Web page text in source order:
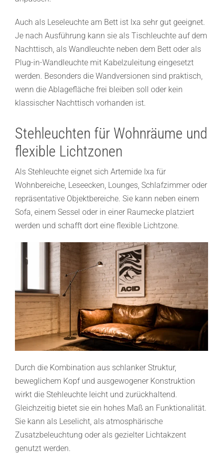
Auch als Leseleuchte am Bett ist Ixa sehr gut geeignet.
Je nach Ausführung kann sie als Tischleuchte auf dem
Nachttisch, als Wandleuchte neben dem Bett oder als
Plug-in-Wandleuchte mit Kabelzuleitung eingesetzt
werden. Besonders die Wandversionen sind praktisch,
wenn die Ablagefläche frei bleiben soll oder kein
klassischer Nachttisch vorhanden ist.
Stehleuchten für Wohnräume und
flexible Lichtzonen
Als Stehleuchte eignet sich Artemide Ixa für
Wohnbereiche, Leseecken, Lounges, Schlafzimmer oder
repräsentative Objektbereiche. Sie kann neben einem
Sofa, einem Sessel oder in einer Raumecke platziert
werden und schafft dort eine flexible Lichtzone.
Durch die Kombination aus schlanker Struktur,
beweglichem Kopf und ausgewogener Konstruktion
wirkt die Stehleuchte leicht und zurückhaltend.
Gleichzeitig bietet sie ein hohes Maß an Funktionalität.
Sie kann als Leselicht, als atmosphärische
Zusatzbeleuchtung oder als gezielter Lichtakzent
genutzt werden.